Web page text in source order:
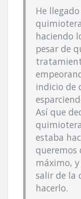
He
haciendo
pesar de
indicio de
Así­ que
estaba
queremos
máximo,
salir de la
hacerlo.